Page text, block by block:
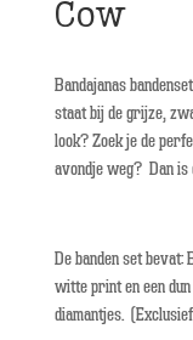
Cow
Bandajanas bandenset
staat bij de grijze,
look? Zoek je de
avondje weg? Dan
De banden set
witte print en een
diamantjes.